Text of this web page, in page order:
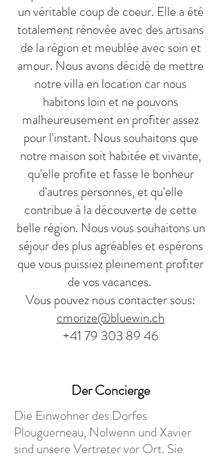
un véritable coup de coeur. Elle a été
totalement rénovée avec des artisans
de la région et meublée avec soin et
amour. Nous avons décidé de mettre
notre villa en location car nous
habitons loin et ne pouvons
malheureusement en profiter assez
pour l'instant. Nous souhaitons que
notre maison soit habitée et vivante,
qu'elle profite et fasse le bonheur
d'autres personnes, et qu'elle
contribue à la découverte de cette
belle région. Nous vous souhaitons un
séjour des plus agréables et espérons
que vous puissiez pleinement profiter
de vos vacances.
Vous pouvez nous contacter sous:
cmorize@bluewin.ch
+41 79 303 89 46
Der Concierge
Die Einwohner des Dorfes
Plouguerneau, Nolwenn und Xavier
sind unsere Vertreter vor Ort. Sie